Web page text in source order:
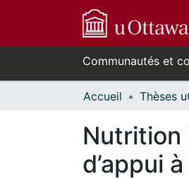
Communautés et
Accueil
Nutrition
d’appui